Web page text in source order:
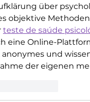
über
objektive
teste de saúde
eine Online-
anonymes und
der eigenen